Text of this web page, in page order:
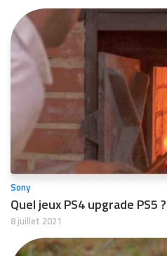
Sony
Quel jeux PS4 upgrade PS5 ?
8 juillet 2021